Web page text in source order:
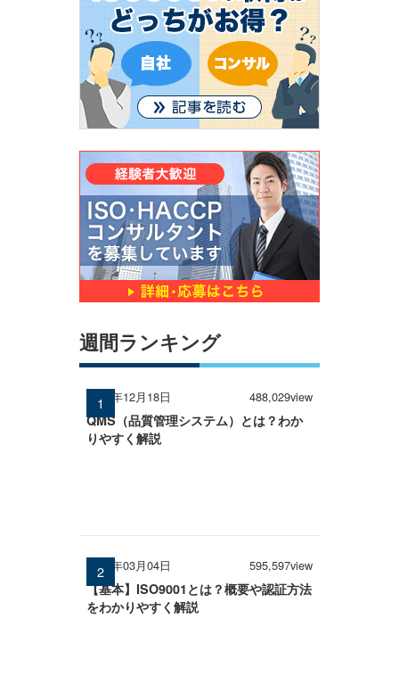
週間ランキング
2024年12月18日 488,029view
QMS（品質管理システム）とは？わか
りやすく解説
2026年03月04日 595,597view
【基本】ISO9001とは？概要や認証方法
をわかりやすく解説